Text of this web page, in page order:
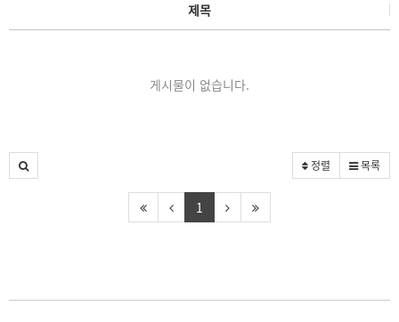
제목
게시물이 없습니다.
정렬 목록
1